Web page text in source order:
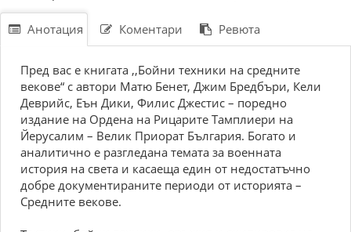
Анотация Коментари Ревюта
Пред вас е книгата ,,Бойни техники на средните
векове“ с автори Матю Бенет, Джим Бредбъри, Кели
Деврийс, Еън Дики, Филис Джестис – поредно
издание на Ордена на Рицарите Тамплиери на
Йерусалим – Велик Приорат България. Богато и
аналитично е разгледана темата за военната
история на света и касаеща един от недостатъчно
добре документираните периоди от историята –
Средните векове.